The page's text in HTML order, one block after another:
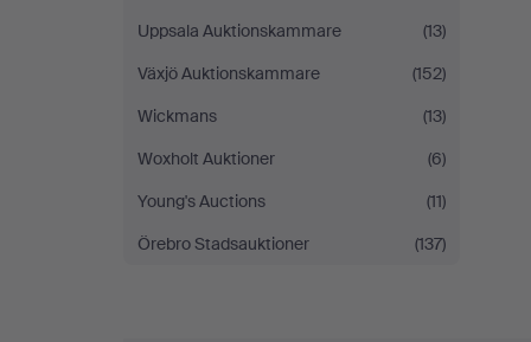
Uppsala Auktionskammare
(13)
Växjö Auktionskammare
(152)
Wickmans
(13)
Woxholt Auktioner
(6)
Young's Auctions
(11)
Örebro Stadsauktioner
(137)